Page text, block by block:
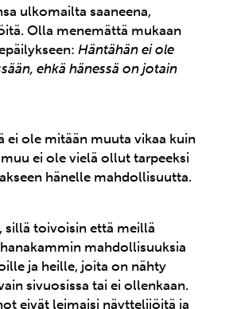
ulkomailta saaneena,
Olla menemättä mukaan
Häntähän ei ole
ehkä hänessä on jotain
ei ole mitään muuta vikaa kuin
ei ole vielä ollut tarpeeksi
hänelle mahdollisuutta.
sillä toivoisin että meillä
mahdollisuuksia
ja heille, joita on nähty
sivuosissa tai ei ollenkaan.
eivät leimaisi näyttelijöitä ja